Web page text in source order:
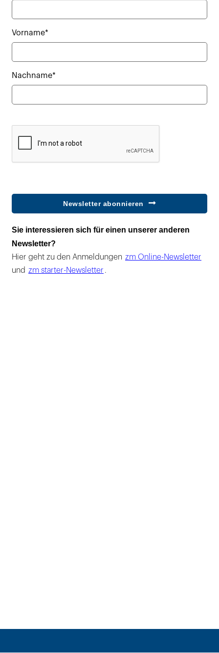
Vorname*
Nachname*
Newsletter abonnieren
Sie interessieren sich für einen unserer anderen
Newsletter?
Hier geht zu den Anmeldungen zm Online-Newsletter
und zm starter-Newsletter .